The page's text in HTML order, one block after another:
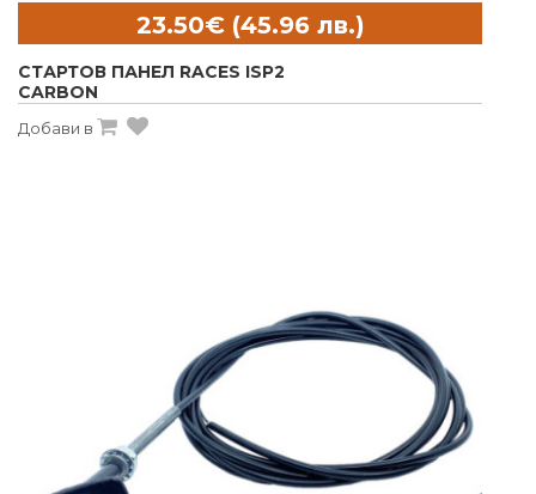
СТАРТОВ ПАНЕЛ RACES ISP2
CARBON
Добави в